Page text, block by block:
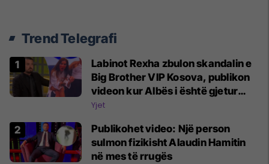
Trend Telegrafi
Labinot Rexha zbulon skandalin e
Big Brother VIP Kosova, publikon
videon kur Albës i është gjetur
telefoni në shtëpi
Yjet
Publikohet video: Një person
sulmon fizikisht Alaudin Hamitin
në mes të rrugës